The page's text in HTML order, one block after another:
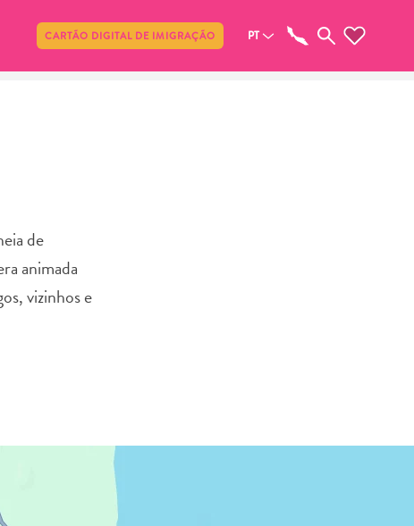
CARTÃO DIGITAL DE IMIGRAÇÃO PT
de
animada
vizinhos e
Compartilhar